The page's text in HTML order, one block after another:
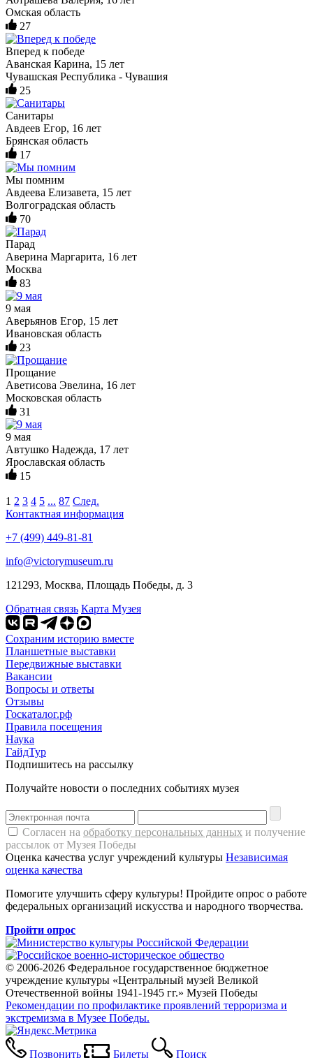
Омская область
27
Вперед к победе
Аванская Карина, 15 лет
Чувашская Республика - Чувашия
25
Санитары
Авдеев Егор, 16 лет
Брянская область
17
Мы помним
Авдеева Елизавета, 15 лет
Волгоградская область
70
Парад
Аверина Маргарита, 16 лет
Москва
83
9 мая
Аверьянов Егор, 15 лет
Ивановская область
23
Прощание
Аветисова Эвелина, 16 лет
Московская область
31
9 мая
Автушко Надежда, 17 лет
Ярославская область
15
1 2 3 4 5 ... 87 След.
Контактная информация
+7 (499) 449-81-81
info@victorymuseum.ru
121293, Москва, Площадь Победы, д. 3
Обратная связь Карта Музея
Сохраним историю вместе
Планшетные выставки
Передвижные выставки
Вакансии
Вопросы и ответы
Отзывы
Госкаталог.рф
Правила посещения
Наука
ГайдТур
Подпишитесь на рассылку
Получайте новости о последних событиях музея
Согласен на обработку персональных данных и получение
рассылок от Музея Победы
Оценка качества услуг учреждений культуры Независимая
оценка качества
Помогите улучшить сферу культуры! Пройдите опрос о работе
федеральных организаций искусства и народного творчества.
Пройти опрос
© 2006-2026 Федеральное государственное бюджетное
учреждение культуры «Центральный музей Великой
Отечественной войны 1941-1945 гг.» Музей Победы
Рекомендации по профилактике проявлений терроризма и
экстремизма в Музее Победы.
Позвонить Билеты Поиск